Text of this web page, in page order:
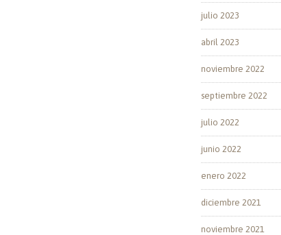
julio 2023
abril 2023
noviembre 2022
septiembre 2022
julio 2022
junio 2022
enero 2022
diciembre 2021
noviembre 2021